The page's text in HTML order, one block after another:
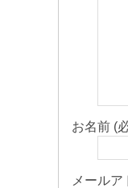
お名前 (
メール